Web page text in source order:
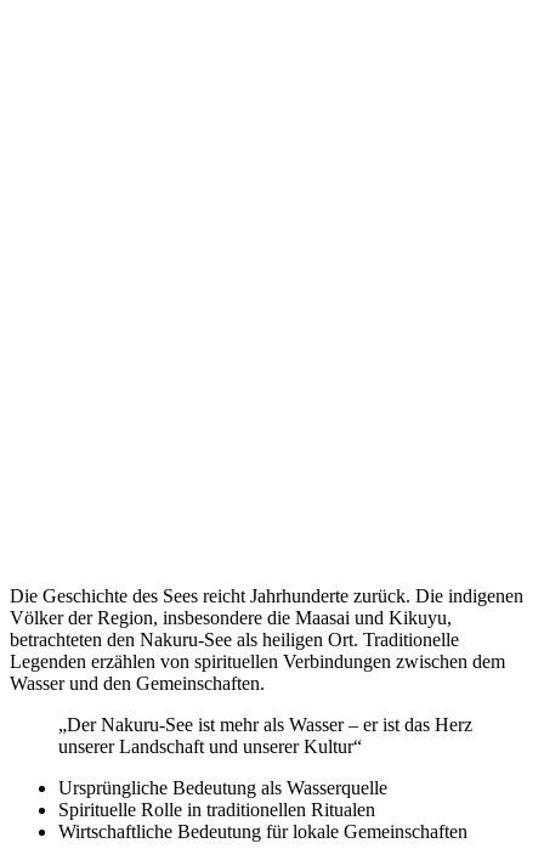
Die Geschichte des Sees reicht Jahrhunderte zurück. Die indigenen
Völker der Region, insbesondere die Maasai und Kikuyu,
betrachteten den Nakuru-See als heiligen Ort. Traditionelle
Legenden erzählen von spirituellen Verbindungen zwischen dem
Wasser und den Gemeinschaften.
„Der Nakuru-See ist mehr als Wasser – er ist das Herz
unserer Landschaft und unserer Kultur“
Ursprüngliche Bedeutung als Wasserquelle
Spirituelle Rolle in traditionellen Ritualen
Wirtschaftliche Bedeutung für lokale Gemeinschaften